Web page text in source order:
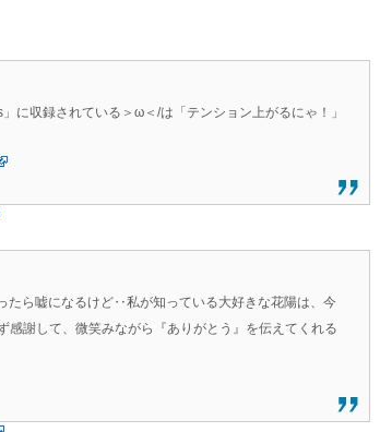
に収録されている＞ω＜/は「テンション上がるにゃ！」
たら嘘になるけど‥私が知っている大好きな花陽は、今
謝して、微笑みながら『ありがとう』を伝えてくれる